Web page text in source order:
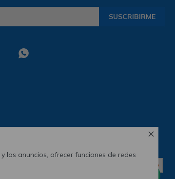

los anuncios, ofrecer funciones de redes
SUSCRIBIRME
